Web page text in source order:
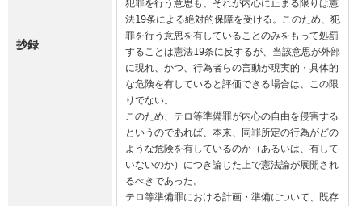
抄録
犯罪を行う意思も、それが内心に止まる限りは憲
法19条による絶対的保障を受ける。このため、犯
罪を行う意思を有していることのみをもって処罰
することは憲法19条に反するが、当該意思が外部
に現れ、かつ、行為者らの言動が現実的・具体的
な危険を有していると評価できる場合は、この限
りでない。
このため、テロ等準備罪が内心の自由を侵害する
というのであれば、本来、同罪所定の行為がどの
ような危険を有しているのか（あるいは、有して
いないのか）につき論じた上で憲法論が展開され
るべきであった。
テロ等準備罪における計画・準備について、既存